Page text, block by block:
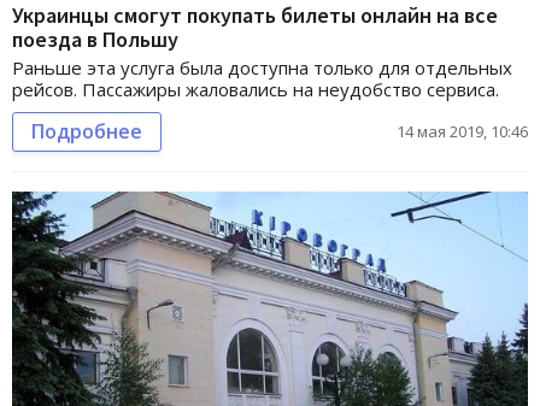
Украинцы смогут покупать билеты онлайн на все
поезда в Польшу
Раньше эта услуга была доступна только для отдельных
рейсов. Пассажиры жаловались на неудобство сервиса.
Подробнее 14 мая 2019, 10:46